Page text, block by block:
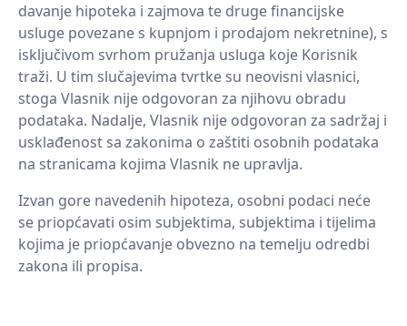
davanje hipoteka i zajmova te druge financijske
usluge povezane s kupnjom i prodajom nekretnine), s
isključivom svrhom pružanja usluga koje Korisnik
traži. U tim slučajevima tvrtke su neovisni vlasnici,
stoga Vlasnik nije odgovoran za njihovu obradu
podataka. Nadalje, Vlasnik nije odgovoran za sadržaj i
usklađenost sa zakonima o zaštiti osobnih podataka
na stranicama kojima Vlasnik ne upravlja.
Izvan gore navedenih hipoteza, osobni podaci neće
se priopćavati osim subjektima, subjektima i tijelima
kojima je priopćavanje obvezno na temelju odredbi
zakona ili propisa.